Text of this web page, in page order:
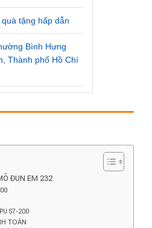
tặng hấp dẫn
Bình Hưng
Thành phố Hồ Chí
ĐUN EM 232
S7-200
TOÁN